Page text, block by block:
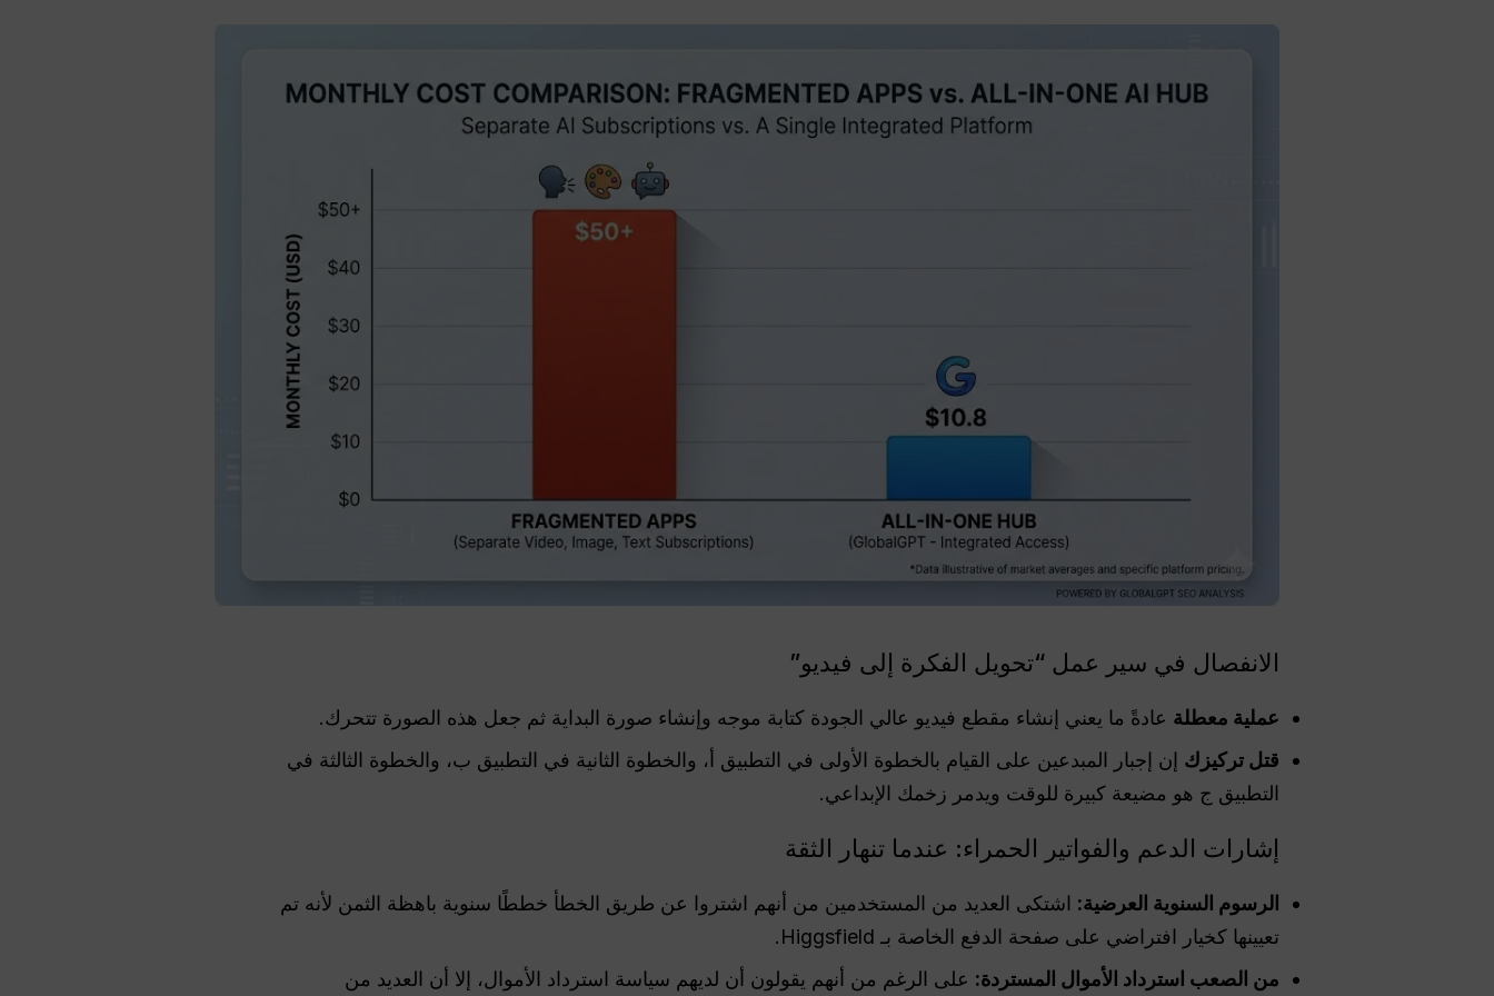
الانفصال في سير عمل “تحويل الفكرة إلى فيديو”
عملية معطلة عادةً ما يعني إنشاء مقطع فيديو عالي الجودة كتابة موجه وإنشاء صورة البداية ثم جعل هذه الصورة تتحرك.
قتل تركيزك إن إجبار المبدعين على القيام بالخطوة الأولى في التطبيق أ، والخطوة الثانية في التطبيق ب، والخطوة الثالثة في
التطبيق ج هو مضيعة كبيرة للوقت ويدمر زخمك الإبداعي.
إشارات الدعم والفواتير الحمراء: عندما تنهار الثقة
الرسوم السنوية العرضية: اشتكى العديد من المستخدمين من أنهم اشتروا عن طريق الخطأ خططًا سنوية باهظة الثمن لأنه تم
تعيينها كخيار افتراضي على صفحة الدفع الخاصة بـ Higgsfield.
من الصعب استرداد الأموال المستردة: على الرغم من أنهم يقولون أن لديهم سياسة استرداد الأموال، إلا أن العديد من